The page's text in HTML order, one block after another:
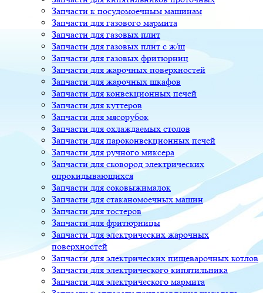
Запчасти к посудомоечным машинам
Запчасти для газового мармита
Запчасти для газовых плит
Запчасти для газовых плит с ж/ш
Запчасти для газовых фритюрниц
Запчасти для жарочных поверхностей
Запчасти для жарочных шкафов
Запчасти для конвекционных печей
Запчасти для куттеров
Запчасти для мясорубок
Запчасти для охлаждаемых столов
Запчасти для пароконвекционных печей
Запчасти для ручного миксера
Запчасти для сковород электрических
опрокидывающихся
Запчасти для соковыжималок
Запчасти для стаканомоечных машин
Запчасти для тостеров
Запчасти для фритюрницы
Запчасти для электрических жарочных
поверхностей
Запчасти для электрических пищеварочных котлов
Запчасти для электрического кипятильника
Запчасти для электрического мармита